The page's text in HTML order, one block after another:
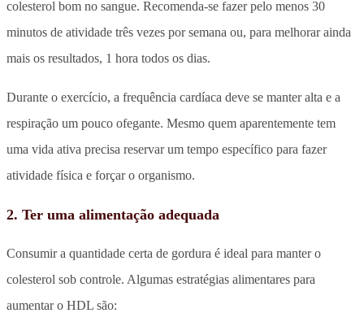
colesterol bom no sangue. Recomenda-se fazer pelo menos 30
minutos de atividade três vezes por semana ou, para melhorar ainda
mais os resultados, 1 hora todos os dias.
Durante o exercício, a frequência cardíaca deve se manter alta e a
respiração um pouco ofegante. Mesmo quem aparentemente tem
uma vida ativa precisa reservar um tempo específico para fazer
atividade física e forçar o organismo.
2. Ter uma alimentação adequada
Consumir a quantidade certa de gordura é ideal para manter o
colesterol sob controle. Algumas estratégias alimentares para
aumentar o HDL são: